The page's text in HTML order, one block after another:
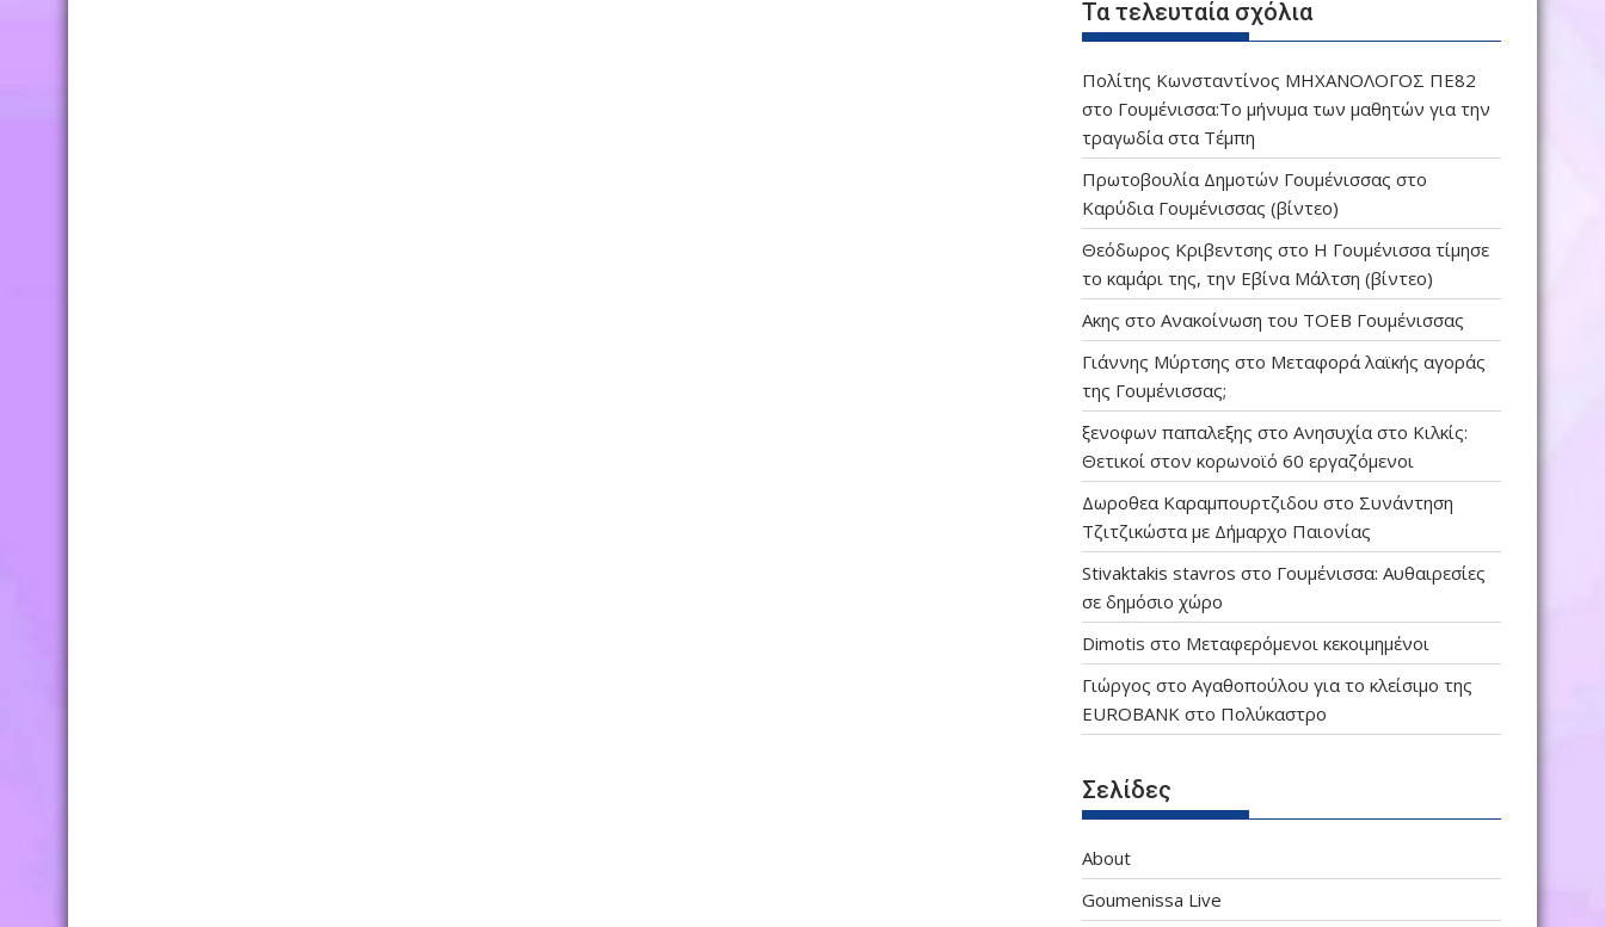
Τα τελευταία σχόλια
Πολίτης Κωνσταντίνος ΜΗΧΑΝΟΛΟΓΟΣ ΠΕ82
στο Γουμένισσα:Το μήνυμα των μαθητών για την
τραγωδία στα Τέμπη
Πρωτοβουλία Δημοτών Γουμένισσας στο
Καρύδια Γουμένισσας (βίντεο)
Θεόδωρος Κριβεντσης στο Η Γουμένισσα τίμησε
το καμάρι της, την Εβίνα Μάλτση (βίντεο)
Ακης στο Ανακοίνωση του ΤΟΕΒ Γουμένισσας
Γιάννης Μύρτσης στο Μεταφορά λαϊκής αγοράς
της Γουμένισσας;
ξενοφων παπαλεξης στο Ανησυχία στο Κιλκίς:
Θετικοί στον κορωνοϊό 60 εργαζόμενοι
Δωροθεα Καραμπουρτζιδου στο Συνάντηση
Τζιτζικώστα με Δήμαρχο Παιονίας
Stivaktakis stavros στο Γουμένισσα: Αυθαιρεσίες
σε δημόσιο χώρο
Dimotis στο Μεταφερόμενοι κεκοιμημένοι
Γιώργος στο Αγαθοπούλου για το κλείσιμο της
EUROBANK στο Πολύκαστρο
Σελίδες
About
Goumenissa Live